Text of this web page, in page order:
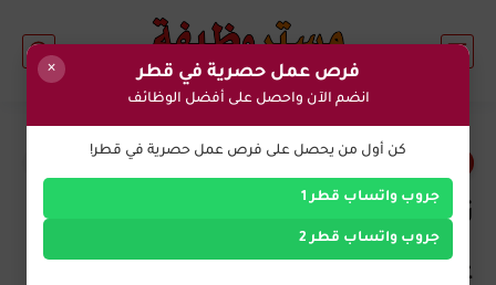
فرص عمل في قطر
تعلن شركة ميدويتش في قطر
عن احتياجها للوظائف التالية
× فرص عمل حصرية في قطر
انضم الآن واحصل على أفضل الوظائف
كن أول من يحصل على فرص عمل حصرية في قطر!
جروب واتساب قطر 1
جروب واتساب قطر 2